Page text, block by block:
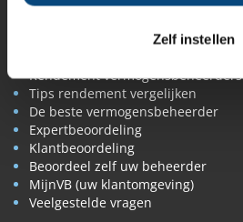
Zelf instellen
Rendement vermogensbeheerders
Tips rendement vergelijken
De beste vermogensbeheerder
Expertbeoordeling
Klantbeoordeling
Beoordeel zelf uw beheerder
MijnVB (uw klantomgeving)
Veelgestelde vragen